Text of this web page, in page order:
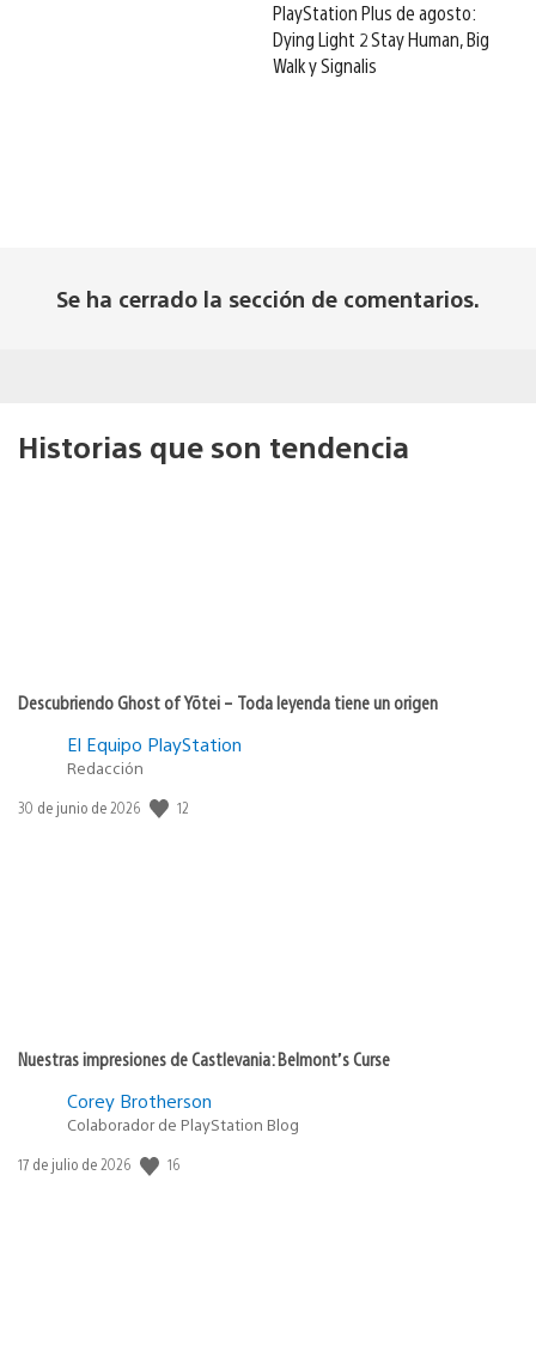
PlayStation Plus de agosto:
Dying Light 2 Stay Human, Big
Walk y Signalis
Se ha cerrado la sección de comentarios.
Historias que son tendencia
Descubriendo Ghost of Yōtei – Toda leyenda tiene un origen
El Equipo PlayStation
Redacción
Fecha
30 de junio de 2026 12
Nuestras impresiones de Castlevania: Belmont’s Curse
Corey Brotherson
Colaborador de PlayStation Blog
Fecha
17 de julio de 2026 16